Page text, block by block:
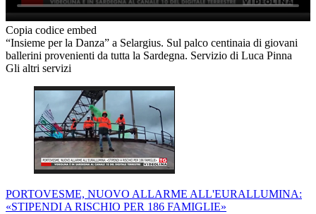
Copia codice embed
“Insieme per la Danza” a Selargius. Sul palco centinaia di giovani
ballerini provenienti da tutta la Sardegna. Servizio di Luca Pinna
Gli altri servizi
PORTOVESME, NUOVO ALLARME ALL'EURALLUMINA:
«STIPENDI A RISCHIO PER 186 FAMIGLIE»